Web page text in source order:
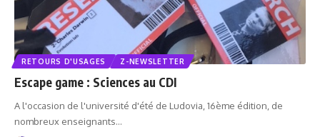
RETOURS D'USAGES Z-NEWSLETTER
Escape game : Sciences au CDI
A l'occasion de l'université d'été de Ludovia, 16ème édition, de
nombreux enseignants…